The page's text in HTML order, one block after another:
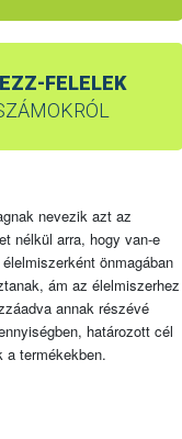
FELELEK
nevezik azt az
nélkül arra, hogy van-e
önmagában
ám az élelmiszerhez
annak részévé
határozott cél
a termékekben.